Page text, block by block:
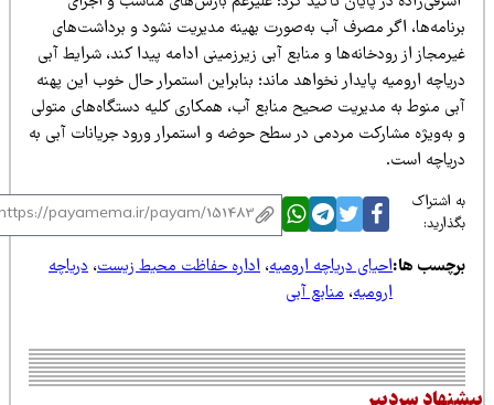
اگر مصرف آب به‌صورت بهینه مدیریت نشود و برداشت‌های
از رودخانه‌ها و منابع آبی زیرزمینی ادامه پیدا کند، شرایط آبی
ارومیه پایدار نخواهد ماند؛ بنابراین استمرار حال خوب این پهنه
منوط به مدیریت صحیح منابع آب، همکاری کلیه دستگاه‌های متولی
به‌ویژه مشارکت مردمی در سطح حوضه و استمرار ورود جریانات آبی به
است.
اشتراک
ها:احیای دریاچه ارومیه،اداره حفاظت محیط زیست،دریاچه
ارومیه،منابع آبی